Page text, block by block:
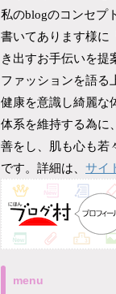
私のblogのコンセプ
書いてあります様に
き出すお手伝いを提
ファッションを語る
健康を意識し綺麗な
体系を維持する為に
善をし、肌も心も若
です。詳細は、 サイ
menu